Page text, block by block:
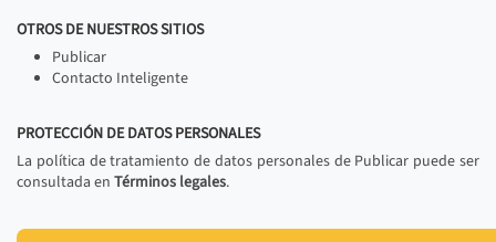
OTROS DE NUESTROS SITIOS
Publicar
Contacto Inteligente
PROTECCIÓN DE DATOS PERSONALES
La política de tratamiento de datos personales de Publicar puede ser
consultada en Términos legales.